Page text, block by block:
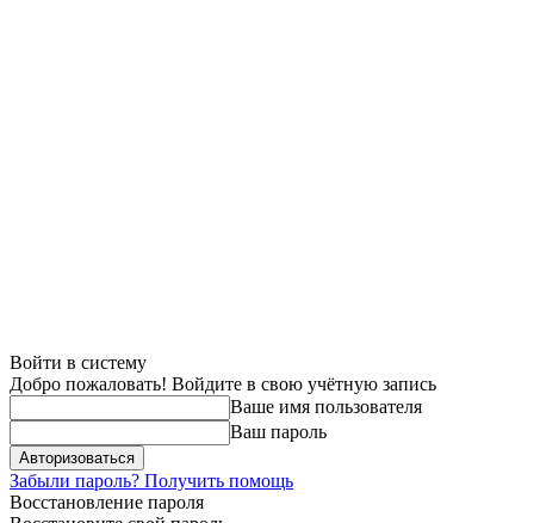
Войти в систему
Добро пожаловать! Войдите в свою учётную запись
Ваше имя пользователя
Ваш пароль
Забыли пароль? Получить помощь
Восстановление пароля